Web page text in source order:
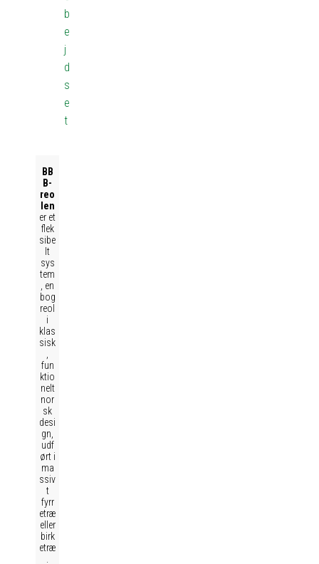
b
e
j
d
s
e
t
BB
B-
reo
len
er et
flek
sibe
lt
sys
tem
, en
bog
reol
i
klas
sisk
fun
ktio
nelt
nor
sk
desi
gn,
udf
ørt i
ma
ssiv
t
fyrr
etræ
eller
birk
etræ